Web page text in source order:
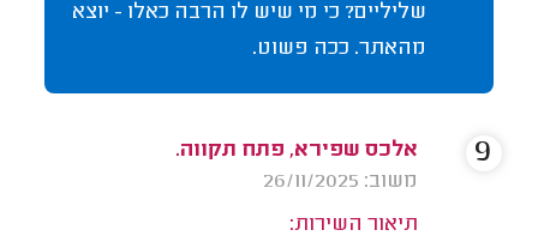
שליליים? כי מי שיש לו הרבה כאלו - יוצא
מהאתר. ככה פשוט.
אלכס שפירא, פתח תקווה.
משוב: 26/11/2025
תיאור השירות:
9